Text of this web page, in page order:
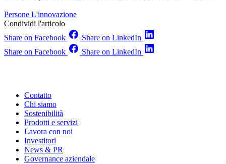
Persone L'innovazione
Condividi l'articolo
Share on Facebook
Share on LinkedIn
Share on Facebook
Share on LinkedIn
Contatto
Chi siamo
Sostenibilità
Prodotti e servizi
Lavora con noi
Investitori
News & PR
Governance aziendale